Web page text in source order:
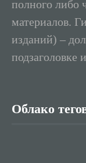
полного либо
материалов.
изданий) –
подзаголовке
Облако